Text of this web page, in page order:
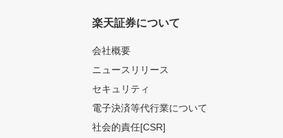
楽天証券について
会社概要
ニュースリリース
セキュリティ
電子決済等代行業について
社会的責任[CSR]